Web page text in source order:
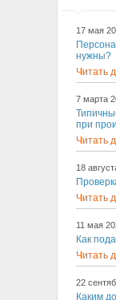
17 мая
нужны?
Читать
7 марта
при
Читать
18
Читать
11 мая
Как
Читать
22
Каким